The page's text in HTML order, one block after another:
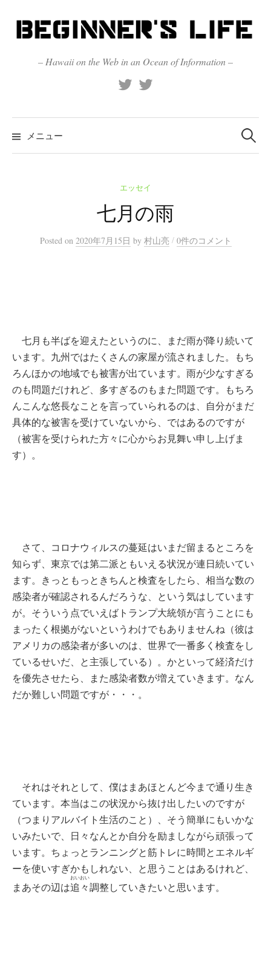
ン
テ
キ
ッ
プ
– Hawaii on the Web in an Ocean of Information –
メニュー
検
索:
エッセイ
七月の雨
Posted on 2020年7月15日 by 村山亮 / 0件のコメント
七月も半ばを迎えたというのに、まだ雨が降り続いて
います。九州ではたくさんの家屋が流されました。もち
ろんほかの地域でも被害が出ています。雨が少なすぎる
のも問題だけれど、多すぎるのもまた問題です。もちろ
んこんな悠長なことを言っていられるのは、自分がまだ
具体的な被害を受けていないから、ではあるのですが
（被害を受けられた方々に心からお見舞い申し上げま
す）。
さて、コロナウィルスの蔓延はいまだ留まるところを
知らず、東京では第二派ともいえる状況が連日続いてい
ます。きっともっときちんと検査をしたら、相当な数の
感染者が確認されるんだろうな、という気はしています
が。そういう点でいえばトランプ大統領が言うことにも
まったく根拠がないというわけでもありませんね（彼は
アメリカの感染者が多いのは、世界で一番多く検査をし
ているせいだ、と主張している）。かといって経済だけ
を優先させたら、また感染者数が増えていきます。なん
だか難しい問題ですが・・・。
それはそれとして、僕はまあほとんど今まで通り生き
ています。本当はこの状況から抜け出したいのですが
（つまりアルバイト生活のこと）、そう簡単にもいかな
いみたいで、日々なんとか自分を励ましながら頑張って
います。ちょっとランニングと筋トレに時間とエネルギ
ーを使いすぎかもしれない、と思うことはあるけれど、
まあその辺は追々
おいおい
調整していきたいと思います。